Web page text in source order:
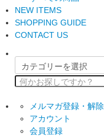
NEW ITEMS
SHOPPING GUIDE
CONTACT US
メルマガ登録・解除
アカウント
会員登録